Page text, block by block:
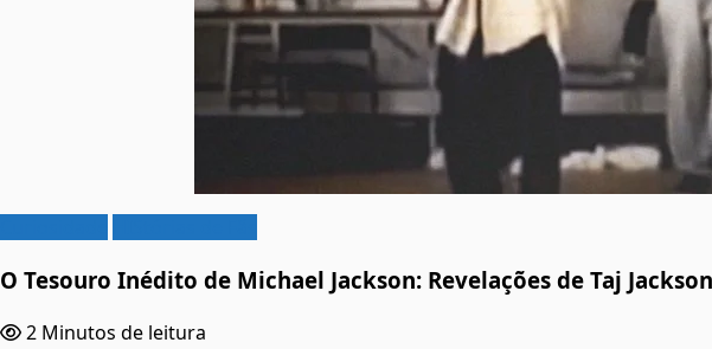
O Tesouro Inédito de Michael Jackson: Revelações de Taj Jackson
2 Minutos de leitura